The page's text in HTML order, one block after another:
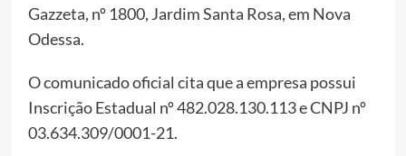
Gazzeta, nº 1800, Jardim Santa Rosa, em Nova
Odessa.
O comunicado oficial cita que a empresa possui
Inscrição Estadual nº 482.028.130.113 e CNPJ nº
03.634.309/0001-21.